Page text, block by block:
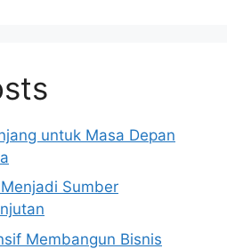
untuk Masa Depan
Sumber
Membangun Bisnis